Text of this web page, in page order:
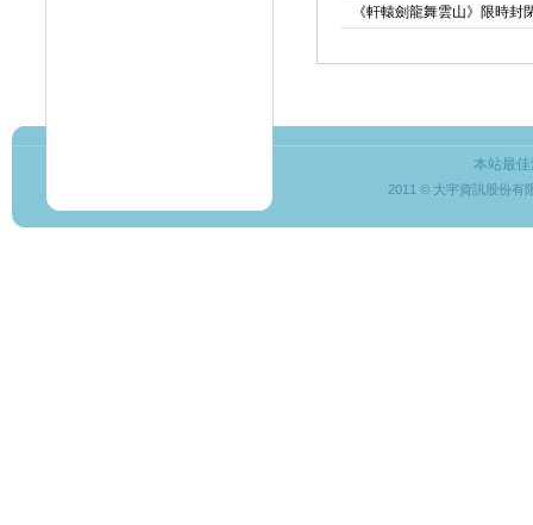
《軒轅劍龍舞雲山》限時
本站最
2011 © 大宇資訊股份有